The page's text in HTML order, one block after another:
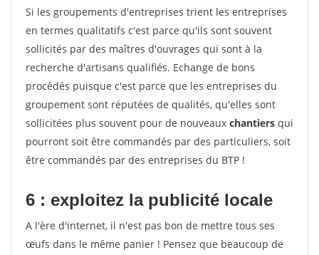
Si les groupements d'entreprises trient les entreprises
en termes qualitatifs c'est parce qu'ils sont souvent
sollicités par des maîtres d'ouvrages qui sont à la
recherche d'artisans qualifiés. Echange de bons
procédés puisque c'est parce que les entreprises du
groupement sont réputées de qualités, qu'elles sont
sollicitées plus souvent pour de nouveaux chantiers qui
pourront soit être commandés par des particuliers, soit
être commandés par des entreprises du BTP !
6 : exploitez la publicité locale
A l'ère d'internet, il n'est pas bon de mettre tous ses
œufs dans le même panier ! Pensez que beaucoup de